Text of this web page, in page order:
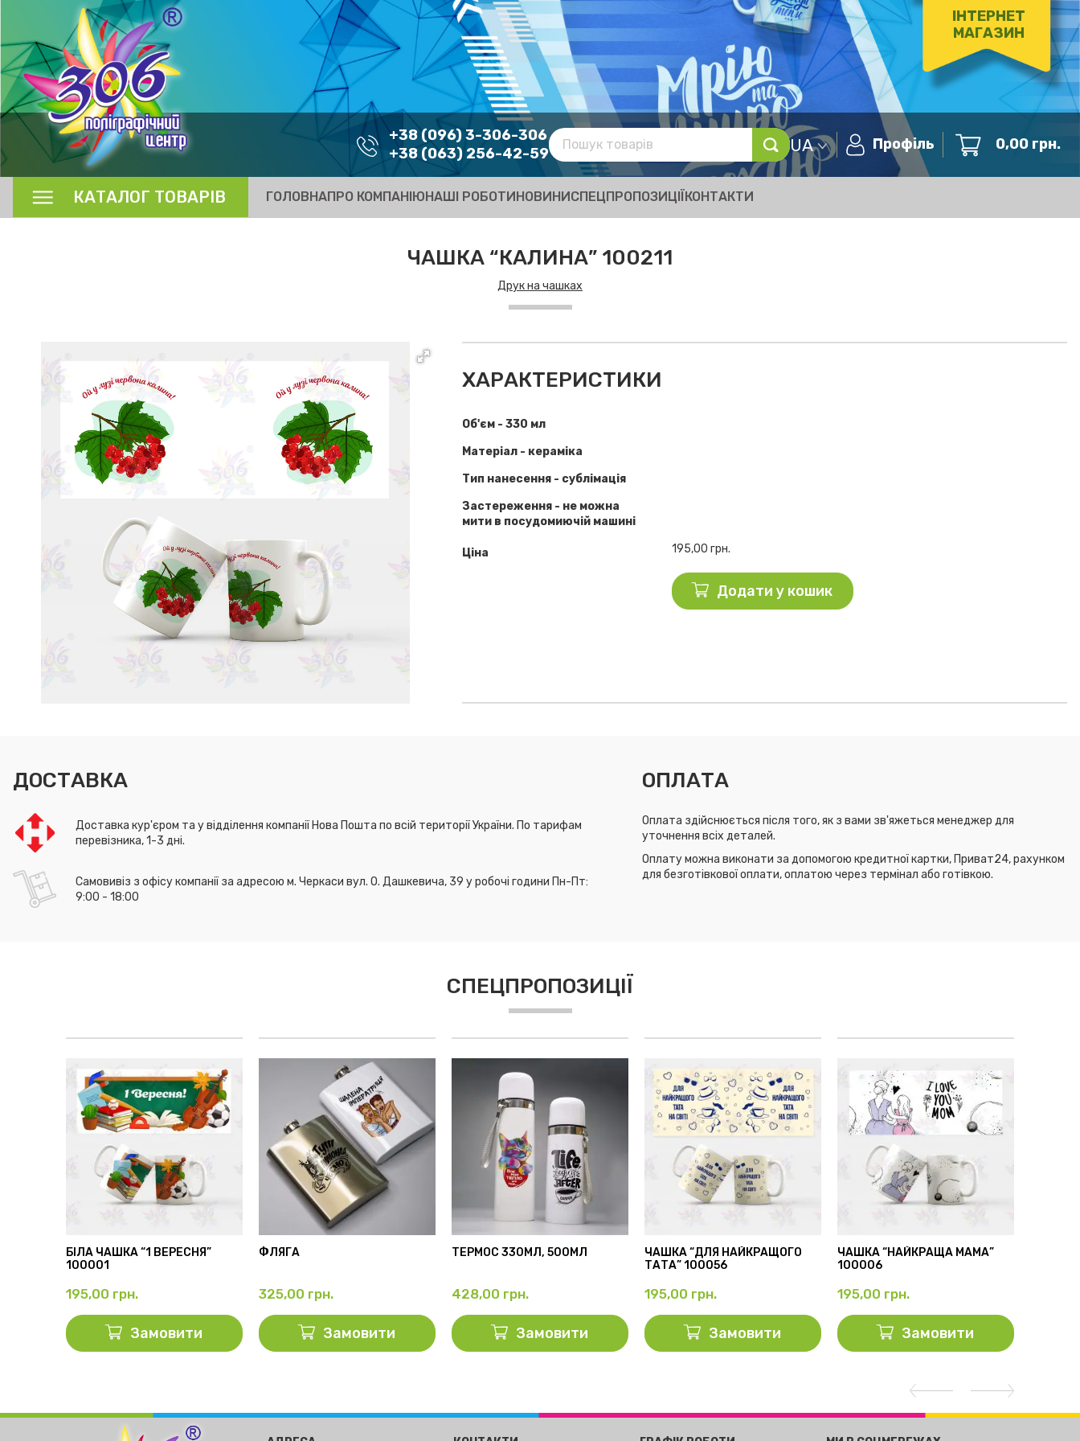
ІНТЕРНЕТ
МАГАЗИН
+38 (096) 3-306-306
+38 (063) 256-42-59
UA Профіль 0,00 грн.
КАТАЛОГ ТОВАРІВ ГОЛОВНАПРО КОМПАНІЮНАШІ РОБОТИНОВИНИСПЕЦПРОПОЗИЦІЇКОНТАКТИ
ЧАШКА “КАЛИНА” 100211
Друк на чашках
ХАРАКТЕРИСТИКИ
Об'єм - 330 мл
Матеріал - кераміка
Тип нанесення - сублімація
Застереження - не можна
мити в посудомиючій машині
Ціна 195,00грн.
Додати у кошик
ДОСТАВКА
Доставка кур'єром та у відділення компанії Нова Пошта по всій території України. По тарифам
перевізника, 1-3 дні.
Самовивіз з офісу компанії за адресою м. Черкаси вул. О. Дашкевича, 39 у робочі години Пн-Пт:
9:00 - 18:00
ОПЛАТА
Оплата здійснюється після того, як з вами зв'яжеться менеджер для
уточнення всіх деталей.
Оплату можна виконати за допомогою кредитної картки, Приват24, рахунком
для безготівкової оплати, оплатою через термінал або готівкою.
СПЕЦПРОПОЗИЦІЇ
БІЛА ЧАШКА “1 ВЕРЕСНЯ”
100001
195,00 грн.
Замовити
ФЛЯГА
325,00 грн.
Замовити
ТЕРМОС 330МЛ, 500МЛ
428,00 грн.
Замовити
ЧАШКА “ДЛЯ НАЙКРАЩОГО
ТАТА” 100056
195,00 грн.
Замовити
ЧАШКА “НАЙКРАЩА МАМА”
100006
195,00 грн.
Замовити